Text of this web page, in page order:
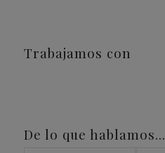
Trabajamos con
De lo que hablamos…